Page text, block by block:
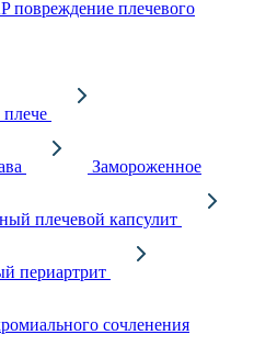
повреждение плечевого
плече
Замороженное
плечевой капсулит
периартрит
сочленения